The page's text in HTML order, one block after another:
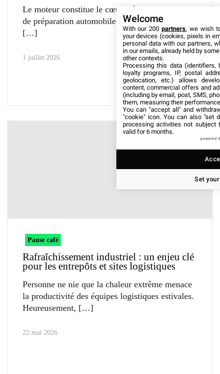
Le moteur constitue le cœur même d’un projet
de préparation automobile. Il doit être capable
1 juillet 2026
Pause café
Rafraîchissement industriel : un enjeu clé
pour les entrepôts et sites logistiques
Personne ne nie que la chaleur extrême menace
la productivité des équipes logistiques estivales.
Heureusement,
22 mai 2026
Welcome
With our 200partners, we wish
your devices (cookies, pixels in
personal data with our partners,
in our emails, already held by
other contexts.
Processing this data (identifiers,
loyalty programs, IP, postal
geolocation, etc.) allows
content, commercial offers and
(including by email, post, SMS,
them, measuring their
You can "accept all" and
"cookie" icon. You can also "set
processing activities not subject
valid for 6 months.
powered
Set